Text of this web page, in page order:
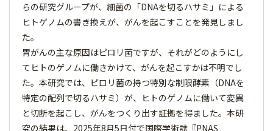
らの研究グループが、細菌の「DNAを切るハサミ」による
ヒトゲノムの書き換えが、がんを起こすことを発見しまし
た。
胃がんの主な原因はピロリ菌ですが、それがどのようにし
てヒトのゲノムに働きかけて、がんを起こすかは不明でし
た。本研究では、ピロリ菌の持つ特別な制限酵素（DNAを
特定の配列で切るハサミ）が、ヒトのゲノムに働いて変異
と切断を起こし、がんをつくり出す証拠を得ました。本研
究の結果は、2025年8月5日付で国際学術誌『PNAS